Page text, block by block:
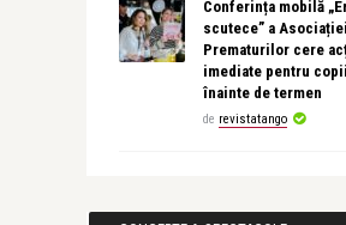
Conferința mobilă
scutece” a Asociației
Prematurilor cere
imediate pentru
înainte de termen
de revistatango